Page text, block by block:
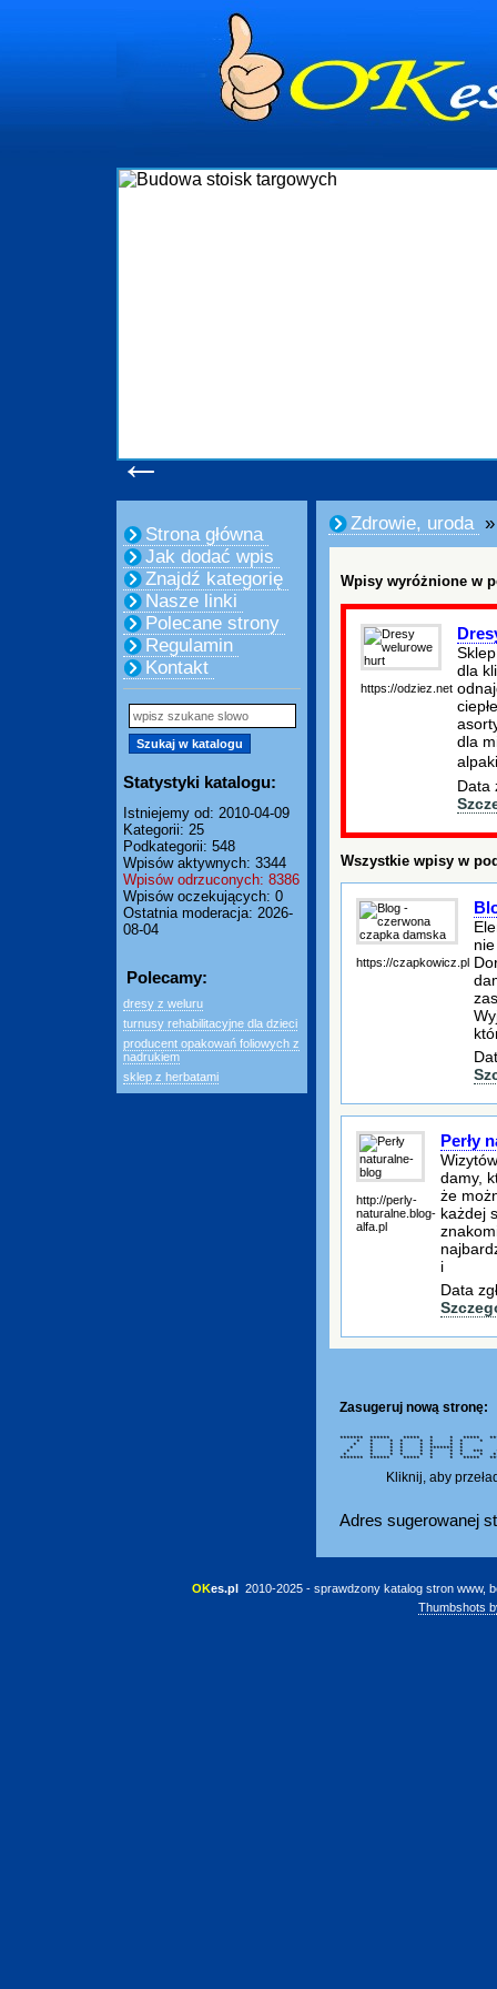
←
Strona główna
Jak dodać wpis
Znajdź kategorię
Nasze linki
Polecane strony
Regulamin
Kontakt
Statystyki katalogu:
Istniejemy od: 2010-04-09
Kategorii: 25
Podkategorii: 548
Wpisów aktywnych: 3344
Wpisów odrzuconych: 8386
Wpisów oczekujących: 0
Ostatnia moderacja: 2026-
08-04
Polecamy:
dresy z weluru
turnusy rehabilitacyjne dla dzieci
producent opakowań foliowych z
nadrukiem
sklep z herbatami
Zdrowie, uroda
Wpisy wyróżnione w
https://odziez.net
dla
dla
Data
Wszystkie wpisy w
https://czapkowicz.pl
http://perly-
naturalne.blog-
alfa.pl
Perły
damy,
że
każdej
i
Data
Zasugeruj nową stronę:
******* ****** ***** * * *****
* * * * * * *
* * * * * * *
* * * * * *******
* * * * * * * *
* * * * * * *
******* ****** ***** * * *****
Kliknij, aby
Adres sugerowanej
OKes.pl
 2010-2025 - sprawdzony katalog stron www,
Thumbshots